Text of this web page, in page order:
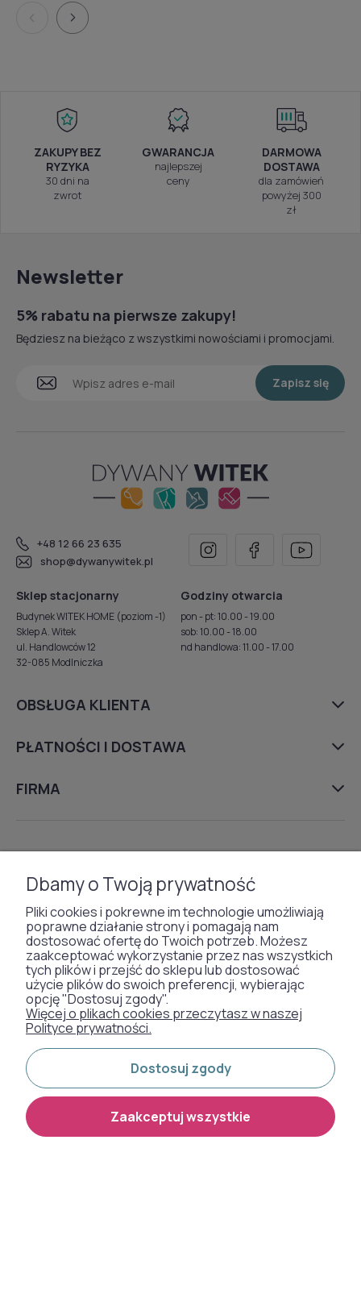
ZAKUPY BEZ
RYZYKA
30 dni na
zwrot
GWARANCJA
najlepszej
ceny
DARMOWA
DOSTAWA
dla zamówień
powyżej 300
zł
Newsletter
5% rabatu na pierwsze zakupy!
Będziesz na bieżąco z wszystkimi nowościami i promocjami.
Zapisz się
+48 12 66 23 635
shop@dywanywitek.pl
Sklep stacjonarny
Budynek WITEK HOME (poziom -1)
Sklep A. Witek
ul. Handlowców 12
32-085 Modlniczka
Godziny otwarcia
pon - pt: 10.00 - 19.00
sob: 10.00 - 18.00
nd handlowa: 11.00 - 17.00
OBSŁUGA KLIENTA
PŁATNOŚCI I DOSTAWA
FIRMA
DYWANY
SZTUCZNA TRAWA
WYKŁADZINY DYWANOWE
Otrzymaliśmy
odznakę od naszych
klientów:
Dbamy o Twoją prywatność
Pliki cookies i pokrewne im technologie umożliwiają
poprawne działanie strony i pomagają nam
dostosować ofertę do Twoich potrzeb. Możesz
zaakceptować wykorzystanie przez nas wszystkich
tych plików i przejść do sklepu lub dostosować
użycie plików do swoich preferencji, wybierając
opcję "Dostosuj zgody".
Więcej o plikach cookies przeczytasz w naszej
Polityce prywatności.
Dostosuj zgody
Zaakceptuj wszystkie